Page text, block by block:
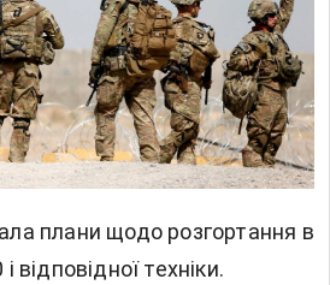
плани щодо розгортання в
відповідної техніки.